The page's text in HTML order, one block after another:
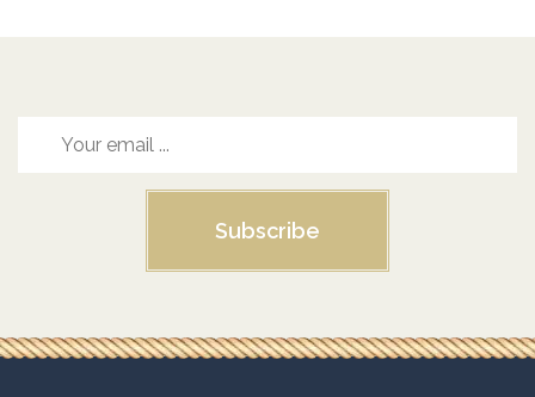
Subscribe